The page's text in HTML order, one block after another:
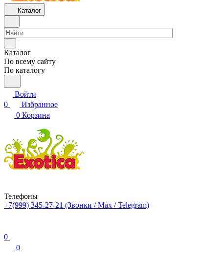
Каталог
Каталог
По всему сайту
По каталогу
Войти
0
Избранное
0 Корзина
Телефоны
+7(999) 345-27-21 (Звонки / Max / Telegram)
0
0